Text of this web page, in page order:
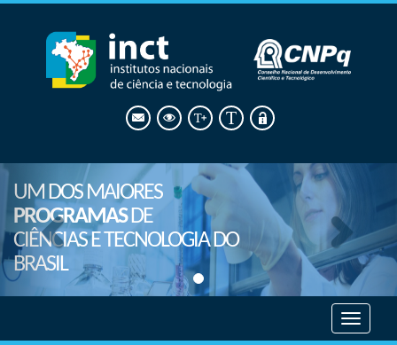
UM DOS MAIORES
PROGRAMASDE
CIÊNCIAS E TECNOLOGIA DO
BRASIL
menu